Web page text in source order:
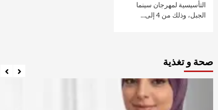
التأسيسية لمهرجان سينما
الجبل، وذلك من 4 إلى...
صحة و تغذية